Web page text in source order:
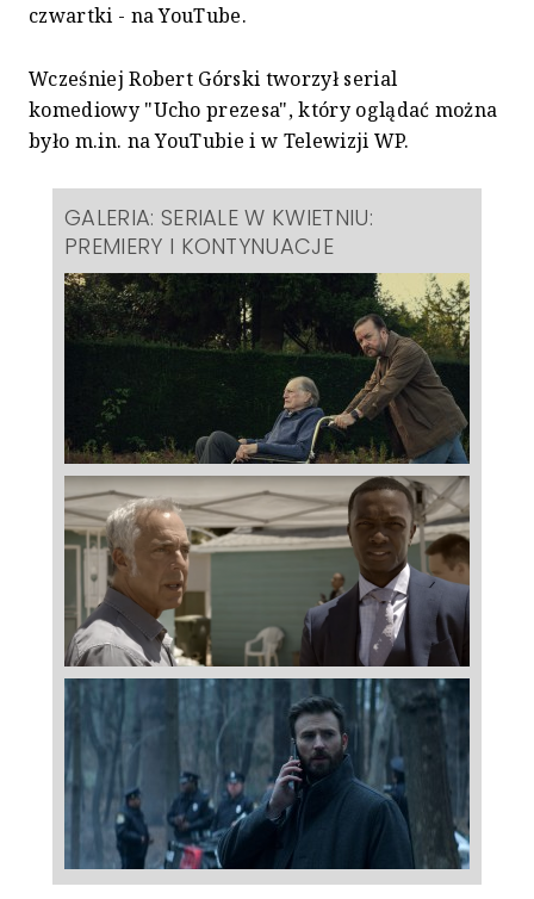
czwartki - na YouTube.
Wcześniej Robert Górski tworzył serial
komediowy "Ucho prezesa", który oglądać można
było m.in. na YouTubie i w Telewizji WP.
GALERIA: SERIALE W KWIETNIU:
PREMIERY I KONTYNUACJE